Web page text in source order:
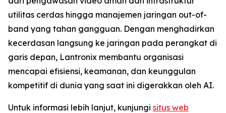
utilitas cerdas hingga manajemen jaringan out-of-
band yang tahan gangguan. Dengan menghadirkan
kecerdasan langsung ke jaringan pada perangkat di
garis depan, Lantronix membantu organisasi
mencapai efisiensi, keamanan, dan keunggulan
kompetitif di dunia yang saat ini digerakkan oleh AI.
Untuk informasi lebih lanjut, kunjungi situs web